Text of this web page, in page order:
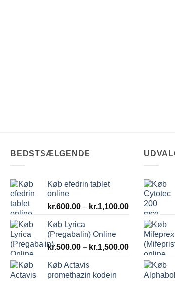
BEDSTSÆLGENDE
Køb efedrin tablet
online
kr.600.00 – kr.1,100.00Prisinterval:
kr.600.00
kr.1,100.00
Køb Lyrica
(Pregabalin) Online
kr.500.00 – kr.1,500.00Prisinterval:
kr.500.00
kr.1,500.00
Køb Actavis
promethazin kodein